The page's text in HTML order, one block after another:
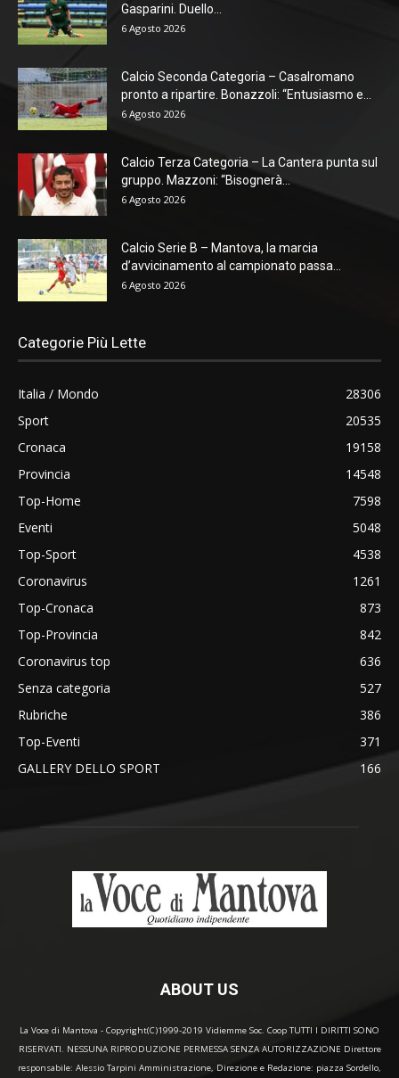
Gasparini. Duello...
6 Agosto 2026
Calcio Seconda Categoria – Casalromano
pronto a ripartire. Bonazzoli: “Entusiasmo e...
6 Agosto 2026
Calcio Terza Categoria – La Cantera punta sul
gruppo. Mazzoni: “Bisognerà...
6 Agosto 2026
Calcio Serie B – Mantova, la marcia
d’avvicinamento al campionato passa...
6 Agosto 2026
Categorie Più Lette
Italia / Mondo
28306
Sport
20535
Cronaca
19158
Provincia
14548
Top-Home
7598
Eventi
5048
Top-Sport
4538
Coronavirus
1261
Top-Cronaca
873
Top-Provincia
842
Coronavirus top
636
Senza categoria
527
Rubriche
386
Top-Eventi
371
GALLERY DELLO SPORT
166
ABOUT US
La Voce di Mantova - Copyright(C)1999-2019 Vidiemme Soc. Coop TUTTI I DIRITTI SONO
RISERVATI. NESSUNA RIPRODUZIONE PERMESSA SENZA AUTORIZZAZIONE Direttore
responsabile: Alessio Tarpini Amministrazione, Direzione e Redazione: piazza Sordello,